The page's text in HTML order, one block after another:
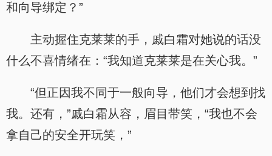
和向导绑定？”
主动握住克莱莱的手，戚白霜对她说的话没
什么不喜情绪在：“我知道克莱莱是在关心我。”
“但正因我不同于一般向导，他们才会想到找
我。还有，”戚白霜从容，眉目带笑，“我也不会
拿自己的安全开玩笑，”